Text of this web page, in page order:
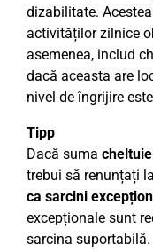
dizabilitate.
activităților zilnice
asemenea, includ
dacă aceasta are
nivel de îngrijire
Tipp
Dacă suma
trebui să renunțați
ca sarcini
excepționale sunt
sarcina suportabilă.